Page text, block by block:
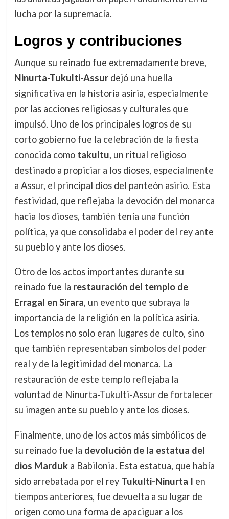
lucha por la supremacía.
Logros y contribuciones
Aunque su reinado fue extremadamente breve,
Ninurta-Tukulti-Assurdejó una huella
significativa en la historia asiria, especialmente
por las acciones religiosas y culturales que
impulsó. Uno de los principales logros de su
corto gobierno fue la celebración de la fiesta
conocida como takultu, un ritual religioso
destinado a propiciar a los dioses, especialmente
a Assur, el principal dios del panteón asirio. Esta
festividad, que reflejaba la devoción del monarca
hacia los dioses, también tenía una función
política, ya que consolidaba el poder del rey ante
su pueblo y ante los dioses.
Otro de los actos importantes durante su
reinado fue la restauración del templo de
Erragal en Sirara, un evento que subraya la
importancia de la religión en la política asiria.
Los templos no solo eran lugares de culto, sino
que también representaban símbolos del poder
real y de la legitimidad del monarca. La
restauración de este templo reflejaba la
voluntad de Ninurta-Tukulti-Assur de fortalecer
su imagen ante su pueblo y ante los dioses.
Finalmente, uno de los actos más simbólicos de
su reinado fue la devolución de la estatua del
dios Marduka Babilonia. Esta estatua, que había
sido arrebatada por el rey Tukulti-Ninurta I en
tiempos anteriores, fue devuelta a su lugar de
origen como una forma de apaciguar a los